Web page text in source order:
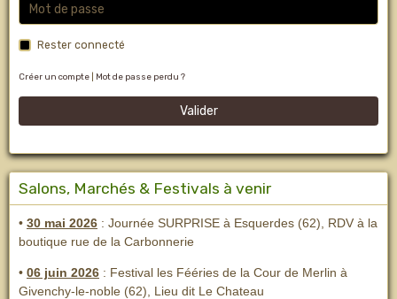
Rester connecté
Créer un compte Mot de passe perdu ?
Valider
Salons, Marchés & Festivals à venir
• 30 mai 2026 : Journée SURPRISE à Esquerdes (62), RDV à la
boutique rue de la Carbonnerie
• 06 juin 2026 : Festival les Fééries de la Cour de Merlin à
Givenchy-le-noble (62), Lieu dit Le Chateau